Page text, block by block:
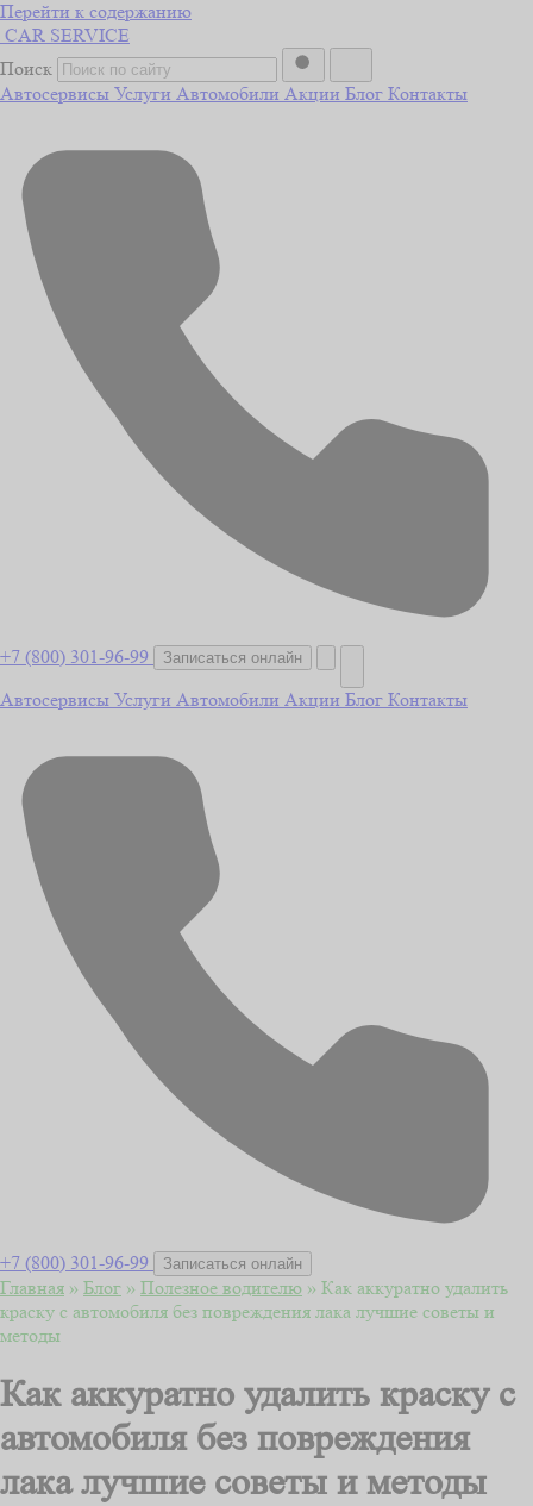
Перейти к содержанию
CAR SERVICE
Поиск
Автосервисы Услуги Автомобили Акции Блог Контакты
+7 (800) 301-96-99 Записаться онлайн
Автосервисы Услуги Автомобили Акции Блог Контакты
+7 (800) 301-96-99 Записаться онлайн
Главная » Блог » Полезное водителю » Как аккуратно удалить
краску с автомобиля без повреждения лака лучшие советы и
методы
Как аккуратно удалить краску с
автомобиля без повреждения
лака лучшие советы и методы